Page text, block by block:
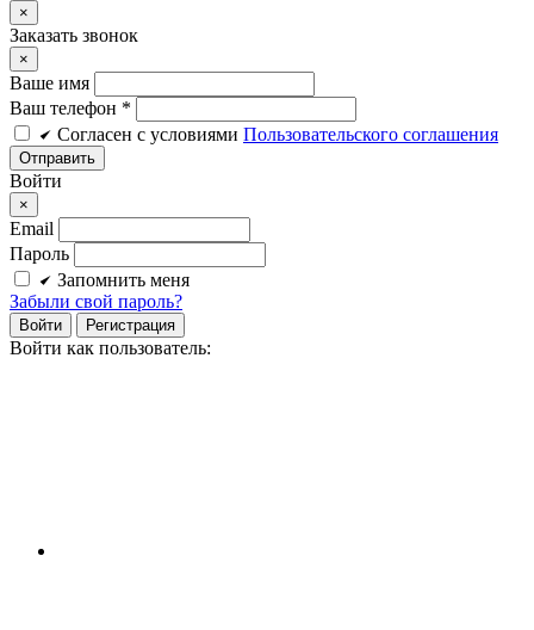
×
Заказать звонок
×
Ваше имя
Ваш телефон *
Cогласен c условиями Пользовательского соглашения
Войти
×
Email
Пароль
Запомнить меня
Забыли свой пароль?
Войти Регистрация
Войти как пользователь: